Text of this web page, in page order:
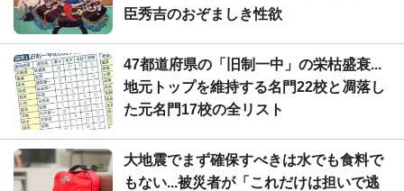
臣秀吉のおぞましき性欲
47都道府県の「旧制一中」の栄枯盛衰...
地元トップを維持する名門22校と凋落し
た元名門17校の全リスト
大地震でまず確保すべきは水でも食料で
もない...被災者が「これだけは担いで逃